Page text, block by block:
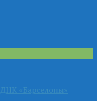
«Барселоны»